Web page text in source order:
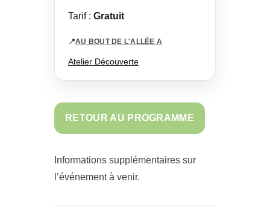
Tarif : Gratuit
📍AU BOUT DE L'ALLÉE A
Atelier Découverte
RETOUR AU PROGRAMME
Informations supplémentaires sur
l’événement à venir.